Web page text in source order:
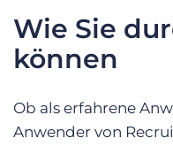
Wie Sie
können
Ob als erfahrene
Anwender von